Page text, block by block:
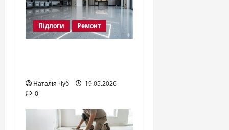
Підлоги Ремонт
Наталія Чуб
19.05.2026
0